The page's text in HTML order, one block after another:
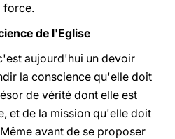
force.
de l'Eglise
aujourd'hui un devoir
la conscience qu'elle doit
de vérité dont elle est
et de la mission qu'elle doit
avant de se proposer